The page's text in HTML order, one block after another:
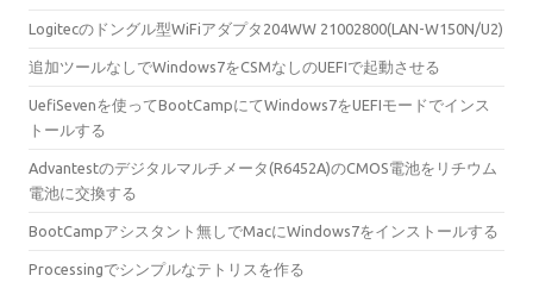
Logitecのドングル型WiFiアダプタ204WW 21002800(LAN-W150N/U2)
追加ツールなしでWindows7をCSMなしのUEFIで起動させる
UefiSevenを使ってBootCampにてWindows7をUEFIモードでインス
トールする
Advantestのデジタルマルチメータ(R6452A)のCMOS電池をリチウム
電池に交換する
BootCampアシスタント無しでMacにWindows7をインストールする
Processingでシンプルなテトリスを作る